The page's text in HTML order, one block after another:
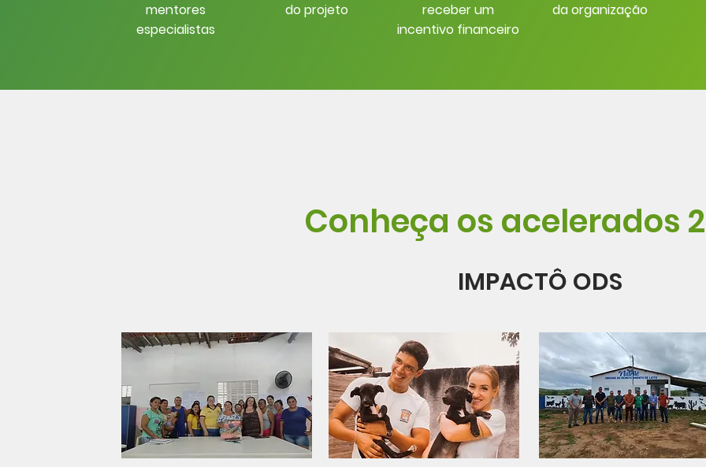
mentores
especialistas
do projeto
receber um
incentivo financeiro
da organização
Conheça os acelerados
IMPACTÔ ODS